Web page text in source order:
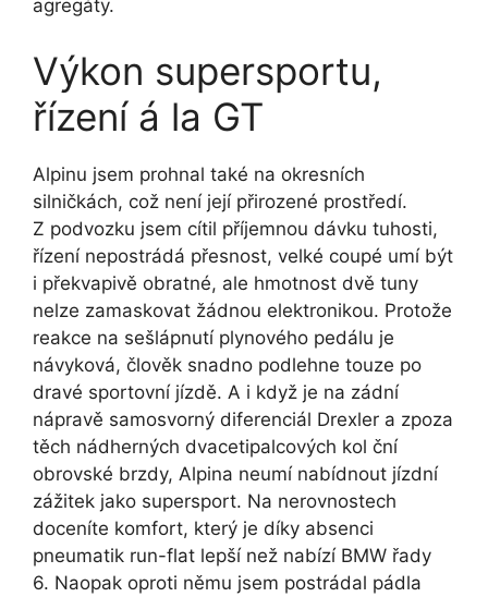
agregáty.
Výkon supersportu,
řízení á la GT
Alpinu jsem prohnal také na okresních
silničkách, což není její přirozené prostředí.
Z podvozku jsem cítil příjemnou dávku tuhosti,
řízení nepostrádá přesnost, velké coupé umí být
i překvapivě obratné, ale hmotnost dvě tuny
nelze zamaskovat žádnou elektronikou. Protože
reakce na sešlápnutí plynového pedálu je
návyková, člověk snadno podlehne touze po
dravé sportovní jízdě. A i když je na zádní
nápravě samosvorný diferenciál Drexler a zpoza
těch nádherných dvacetipalcových kol ční
obrovské brzdy, Alpina neumí nabídnout jízdní
zážitek jako supersport. Na nerovnostech
doceníte komfort, který je díky absenci
pneumatik run-flat lepší než nabízí BMW řady
6. Naopak oproti němu jsem postrádal pádla